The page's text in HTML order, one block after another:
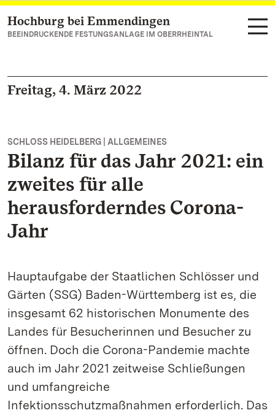
Zum Hauptinhalt springen
Hochburg bei Emmendingen
BEEINDRUCKENDE FESTUNGSANLAGE IM OBERRHEINTAL
Freitag, 4. März 2022
SCHLOSS HEIDELBERG | ALLGEMEINES
Bilanz für das Jahr 2021: ein
zweites für alle
herausforderndes Corona-
Jahr
Hauptaufgabe der Staatlichen Schlösser und
Gärten (SSG) Baden-Württemberg ist es, die
insgesamt 62 historischen Monumente des
Landes für Besucherinnen und Besucher zu
öffnen. Doch die Corona-Pandemie machte
auch im Jahr 2021 zeitweise Schließungen
und umfangreiche
Infektionsschutzmaßnahmen erforderlich. Das